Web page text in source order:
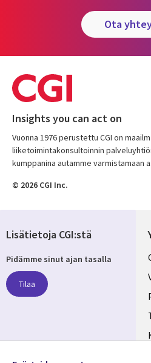
ota
Insights you can act on
Vuonna 1976 perustettu CGI on
liiketoimintakonsultoinnin
kumppanina autamme varmistamaan
© 2026 CGI Inc.
Lisätietoja CGI:stä
Pidämme sinut ajan tasalla
Tilaa